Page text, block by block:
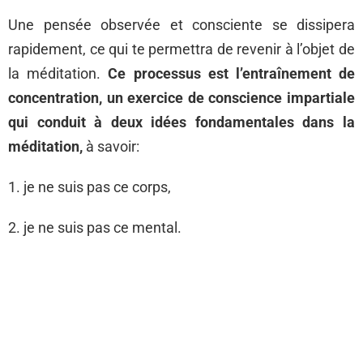
Une pensée observée et consciente se dissipera
rapidement, ce qui te permettra de revenir à l’objet de
la méditation.Ce processus est l’entraînement de
concentration, un exercice de conscience impartiale
qui conduit à deux idées fondamentales dans la
méditation, à savoir:
1. je ne suis pas ce corps,
2. je ne suis pas ce mental.